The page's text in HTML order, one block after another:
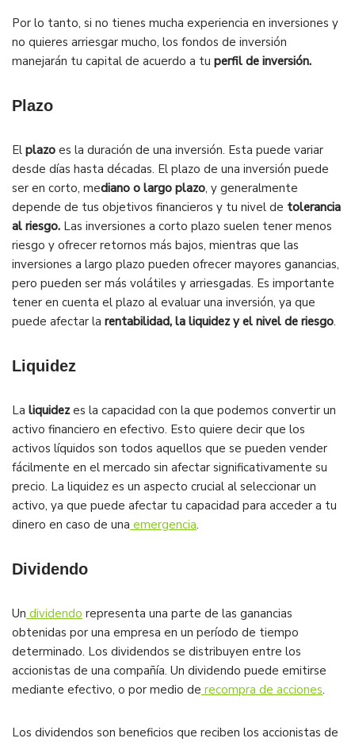
Por lo tanto, si no tienes mucha experiencia en inversiones y
no quieres arriesgar mucho, los fondos de inversión
manejarán tu capital de acuerdo a tu perfil de inversión.
Plazo
El plazo es la duración de una inversión. Esta puede variar
desde días hasta décadas. El plazo de una inversión puede
ser en corto, mediano o largo plazo, y generalmente
depende de tus objetivos financieros y tu nivel de tolerancia
al riesgo. Las inversiones a corto plazo suelen tener menos
riesgo y ofrecer retornos más bajos, mientras que las
inversiones a largo plazo pueden ofrecer mayores ganancias,
pero pueden ser más volátiles y arriesgadas. Es importante
tener en cuenta el plazo al evaluar una inversión, ya que
puede afectar la rentabilidad, la liquidez y el nivel de riesgo.
Liquidez
La liquidezes la capacidad con la que podemos convertir un
activo financiero en efectivo. Esto quiere decir que los
activos líquidos son todos aquellos que se pueden vender
fácilmente en el mercado sin afectar significativamente su
precio. La liquidez es un aspecto crucial al seleccionar un
activo, ya que puede afectar tu capacidad para acceder a tu
dinero en caso de una emergencia.
Dividendo
Un dividendo representa una parte de las ganancias
obtenidas por una empresa en un período de tiempo
determinado. Los dividendos se distribuyen entre los
accionistas de una compañía. Un dividendo puede emitirse
mediante efectivo, o por medio de recompra de acciones.
Los dividendos son beneficios que reciben los accionistas de